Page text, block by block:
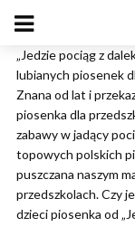
„Jedzie pociąg z
lubianych piosenek
Znana od lat i
piosenka dla
zabawy w jadący
topowych polskich
puszczana naszym
przedszkolach. Czy
dzieci piosenka od